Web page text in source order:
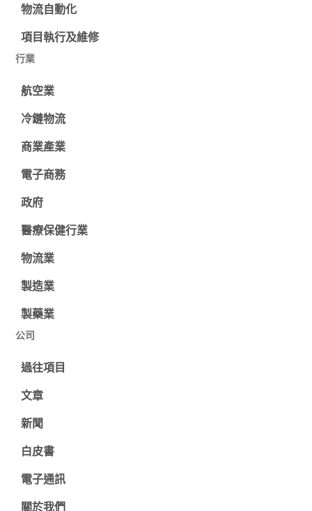
物流自動化
項目執行及維修
行業
航空業
冷鏈物流
商業產業
電子商務
政府
醫療保健行業
物流業
製造業
製藥業
公司
過往項目
文章
新聞
白皮書
電子通訊
關於我們